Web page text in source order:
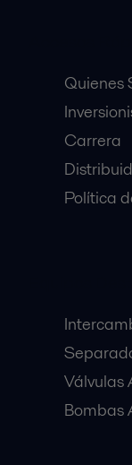
Quienes
Carrera
Política
Válvulas
Bombas